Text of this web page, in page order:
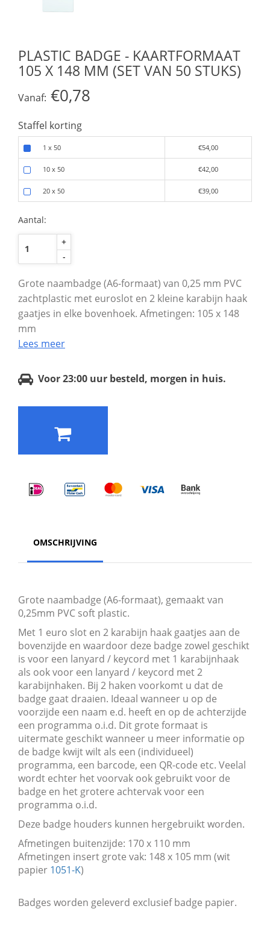
PLASTIC BADGE - KAARTFORMAAT
105 X 148 MM (SET VAN 50 STUKS)
Vanaf: €0,78
Staffel korting
1 x 50 €54,00
10 x 50 €42,00
20 x 50 €39,00
Aantal:
+
-
Grote naambadge (A6-formaat) van 0,25 mm PVC
zachtplastic met euroslot en 2 kleine karabijn haak
gaatjes in elke bovenhoek. Afmetingen: 105 x 148
mm
Lees meer
Voor 23:00 uur besteld, morgen in huis.
OMSCHRIJVING
Grote naambadge (A6-formaat), gemaakt van
0,25mm PVC soft plastic.
Met 1 euro slot en 2 karabijn haak gaatjes aan de
bovenzijde en waardoor deze badge zowel geschikt
is voor een lanyard / keycord met 1 karabijnhaak
als ook voor een lanyard / keycord met 2
karabijnhaken. Bij 2 haken voorkomt u dat de
badge gaat draaien. Ideaal wanneer u op de
voorzijde een naam e.d. heeft en op de achterzijde
een programma o.i.d. Dit grote formaat is
uitermate geschikt wanneer u meer informatie op
de badge kwijt wilt als een (individueel)
programma, een barcode, een QR-code etc. Veelal
wordt echter het voorvak ook gebruikt voor de
badge en het grotere achtervak voor een
programma o.i.d.
Deze badge houders kunnen hergebruikt worden.
Afmetingen buitenzijde: 170 x 110 mm
Afmetingen insert grote vak: 148 x 105 mm (wit
papier 1051-K)
Badges worden geleverd exclusief badge papier.